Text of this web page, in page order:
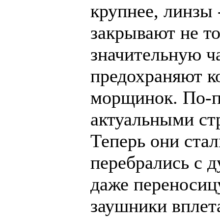
крупнее, линзы
закрывают не
значительную
предохраняют
морщинок. По-
актуальными
Теперь они
перебрались с
даже
заушники